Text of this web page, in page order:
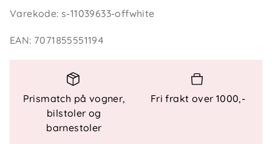
til å holde små hender varme og beskyttet mot
huden er laget av bambusviskose, noe som
reduserer risikoen for irritasjon og gjør vottene
trygge i bruk helt fra nyfødtstadiet. Materialet
transporterer effektivt bort fukt og tørker raskt, slik
at komforten opprettholdes gjennom hele dagen.
Varekode:s-11039633-offwhite
EAN: 7071855551194
Prismatch på vogner,
bilstoler og
barnestoler
Fri frakt over 1000,-